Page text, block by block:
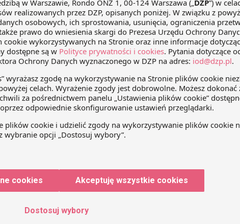
Obowiązek korygowania danych
nabywcy
Istniej obowiązek korygowania
danych nabywcy na otrzymanych
fakturach VAT, które wysatwione
dniu przejęcia. Taka konkluzja wyłania
się z interpretacji indywidualnej prawa
podatkowego z dnia 29 sierpnia 2011
r. wydanej przez Dyrektora Izby
Skarbowej w Katowicach nr IBPP
1/443-839/11/AL. W przedmiotowej
sprawie wątpliwości podatnika
tworzony przez
szefem jest
cookies Akceptuję wszystkie cookies
Dostosuj wybory